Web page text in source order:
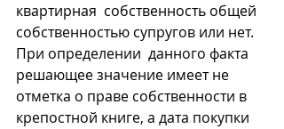
квартирная  собственность общей
собственностью супругов или нет.
При определении  данного факта
решающее значение имеет не
отметка о праве собственности в
крепостной книге, а дата покупки